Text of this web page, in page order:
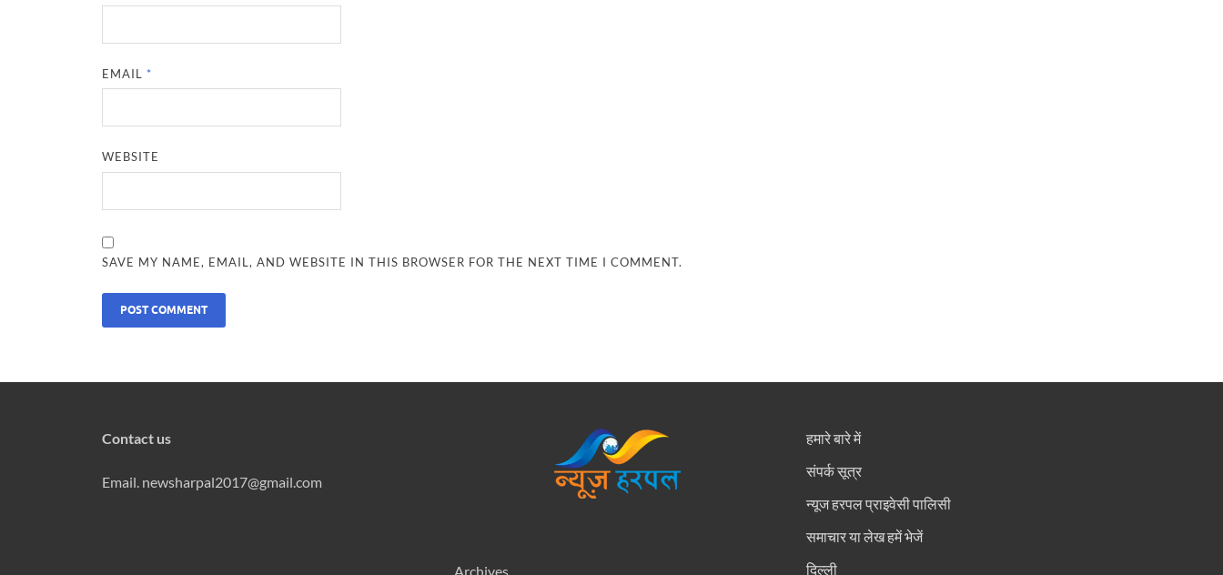
EMAIL *
WEBSITE
SAVE MY NAME, EMAIL, AND WEBSITE IN THIS BROWSER FOR THE NEXT TIME I COMMENT.
Contact us
Email. newsharpal2017@gmail.com
Archives
हमारे बारे में
संपर्क सूत्र
न्यूज हरपल प्राइवेसी पालिसी
समाचार या लेख हमें भेजें
दिल्ली